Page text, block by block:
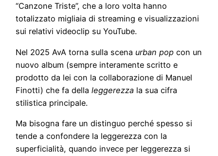
“Canzone Triste”, che a loro volta hanno
totalizzato migliaia di streaming e visualizzazioni
sui relativi videoclip su YouTube.
Nel 2025 AvA torna sulla scena urban pop con un
nuovo album (sempre interamente scritto e
prodotto da lei con la collaborazione di Manuel
Finotti) che fa della leggerezza la sua cifra
stilistica principale.
Ma bisogna fare un distinguo perché spesso si
tende a confondere la leggerezza con la
superficialità, quando invece per leggerezza si